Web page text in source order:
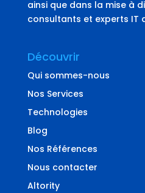
ainsi que dans la mise à
consultants et experts IT
Découvrir
Qui sommes-nous
Nos Services
Technologies
Blog
Nos Références
Nous contacter
Altority